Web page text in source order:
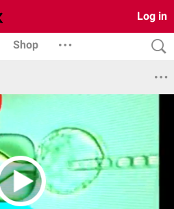
Log in
Shop